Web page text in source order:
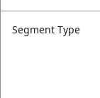
Segment Type